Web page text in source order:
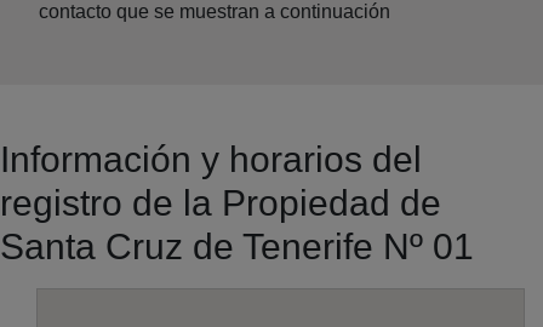
contacto que se muestran a continuación
Información y horarios del
registro de la Propiedad de
Santa Cruz de Tenerife Nº 01